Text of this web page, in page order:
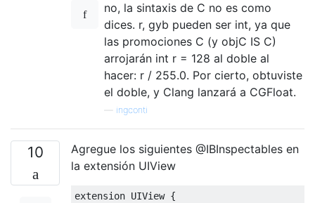
no, la sintaxis de C no es como
dices. r, gyb pueden ser int, ya que
las promociones C (y objC IS C)
arrojarán int r = 128 al doble al
hacer: r / 255.0. Por cierto, obtuviste
el doble, y Clang lanzará a CGFloat.
ingconti
10
Agregue los siguientes @IBInspectables en
la extensión UIView
extension UIView {